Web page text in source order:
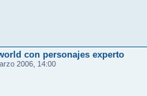
con personajes experto
2006, 14:00